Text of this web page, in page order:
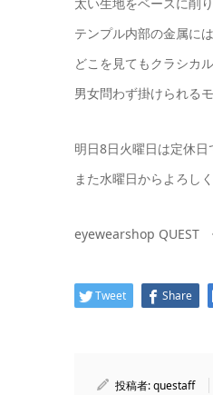
テンプル内部の金属に
どこを見てもクラシカル
男女問わず掛けられる
明日8日火曜日は定休日
また水曜日からよろし
eyewearshop QUEST
Tweet Share
投稿者:questaff